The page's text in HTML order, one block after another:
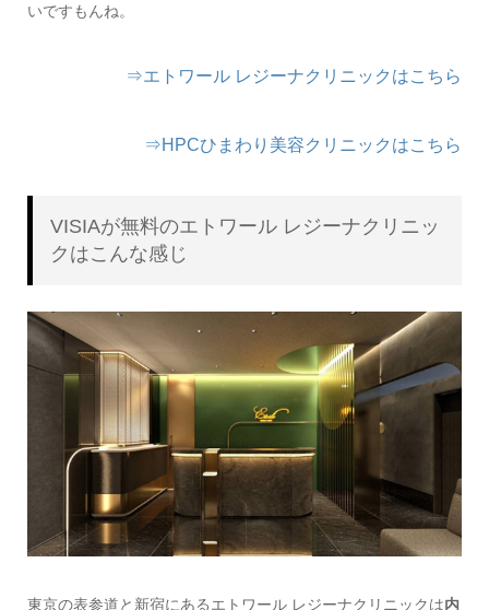
いですもんね。
⇒エトワール レジーナクリニックはこちら
⇒HPCひまわり美容クリニックはこちら
VISIAが無料のエトワール レジーナクリニッ
クはこんな感じ
東京の表参道と新宿にあるエトワール レジーナクリニックは内